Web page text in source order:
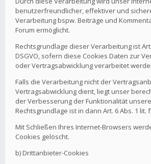
benutzerfreundlicher, effektiver und
Verarbeitung bspw. Beiträge und
Forum ermöglicht.
Rechtsgrundlage dieser Verarbeitung ist
DSGVO, sofern diese Cookies Daten zur
oder Vertragsabwicklung verarbeitet
Falls die Verarbeitung nicht der
Vertragsabwicklung dient, liegt unser
der Verbesserung der Funktionalität
Rechtsgrundlage ist in dann Art. 6 Abs. 1 lit.
Mit Schließen Ihres Internet-Browsers
Cookies gelöscht.
b) Drittanbieter-Cookies